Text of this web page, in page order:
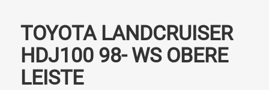
TOYOTA LANDCRUISER
HDJ100 98- WS OBERE
LEISTE